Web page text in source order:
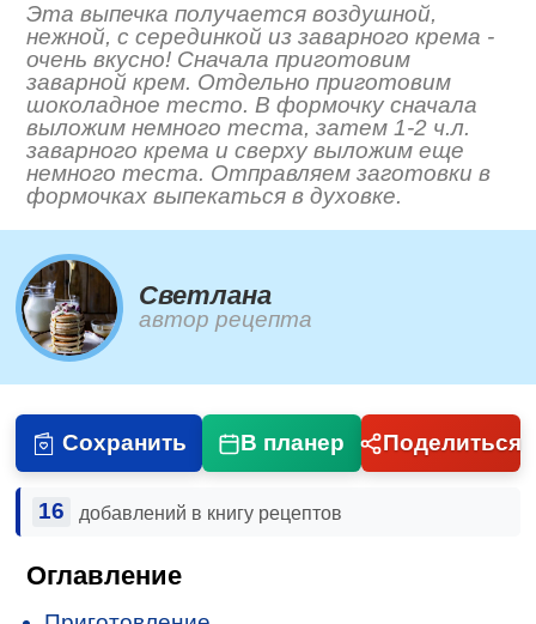
Эта выпечка получается воздушной,
нежной, с серединкой из заварного крема -
очень вкусно! Сначала приготовим
заварной крем. Отдельно приготовим
шоколадное тесто. В формочку сначала
выложим немного теста, затем 1-2 ч.л.
заварного крема и сверху выложим еще
немного теста. Отправляем заготовки в
формочках выпекаться в духовке.
Светлана
автор рецепта
Сохранить В планер Поделиться
16 добавлений в книгу рецептов
Оглавление